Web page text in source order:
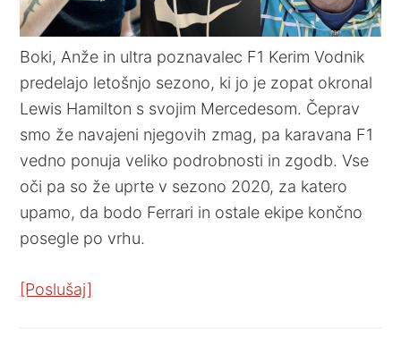
Boki, Anže in ultra poznavalec F1 Kerim Vodnik
predelajo letošnjo sezono, ki jo je zopat okronal
Lewis Hamilton s svojim Mercedesom. Čeprav
smo že navajeni njegovih zmag, pa karavana F1
vedno ponuja veliko podrobnosti in zgodb. Vse
oči pa so že uprte v sezono 2020, za katero
upamo, da bodo Ferrari in ostale ekipe končno
posegle po vrhu.
[Poslušaj]